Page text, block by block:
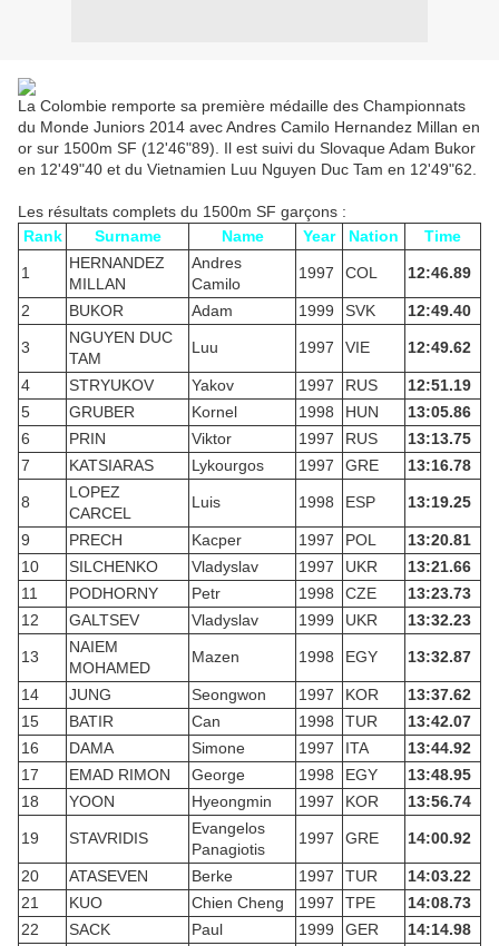
La Colombie remporte sa première médaille des Championnats
du Monde Juniors 2014 avec Andres Camilo Hernandez Millan en
or sur 1500m SF (12'46"89). Il est suivi du Slovaque Adam Bukor
en 12'49"40 et du Vietnamien Luu Nguyen Duc Tam en 12'49"62.
Les résultats complets du 1500m SF garçons :
Rank
Surname Name Year Nation Time
1
HERNANDEZ
MILLAN
Andres
Camilo
1997 COL 12:46.89
2 BUKOR Adam 1999 SVK 12:49.40
3
NGUYEN DUC
TAM
Luu 1997 VIE 12:49.62
4 STRYUKOV Yakov 1997 RUS
12:51.19
5
GRUBER Kornel 1998 HUN
13:05.86
6
PRIN Viktor 1997 RUS
13:13.75
7
KATSIARAS Lykourgos 1997 GRE 13:16.78
8
LOPEZ
CARCEL
Luis 1998 ESP 13:19.25
9 PRECH Kacper 1997 POL
13:20.81
10
SILCHENKO Vladyslav 1997 UKR
13:21.66
11
PODHORNY Petr 1998 CZE
13:23.73
12
GALTSEV Vladyslav 1999 UKR 13:32.23
13
NAIEM
MOHAMED
Mazen 1998 EGY 13:32.87
14 JUNG Seongwon 1997 KOR
13:37.62
15
BATIR Can 1998 TUR
13:42.07
16
DAMA Simone 1997 ITA
13:44.92
17
EMAD RIMON George 1998 EGY
13:48.95
18
YOON Hyeongmin 1997 KOR 13:56.74
19 STAVRIDIS
Evangelos
Panagiotis
1997 GRE 14:00.92
20 ATASEVEN Berke 1997 TUR
14:03.22
21
KUO Chien Cheng 1997 TPE
14:08.73
22
SACK Paul 1999 GER
14:14.98